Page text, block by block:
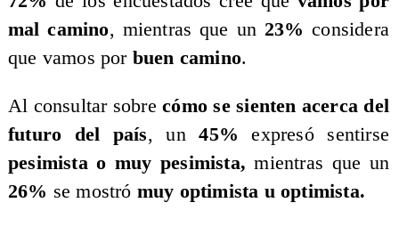
mal camino, mientras que un23% considera
que vamos por buen camino.
Al consultar sobrecómo se sienten acerca del
futuro del país, un45%expresó sentirse
pesimista o muy pesimista, mientras que un
26% se mostró muy optimista u optimista.